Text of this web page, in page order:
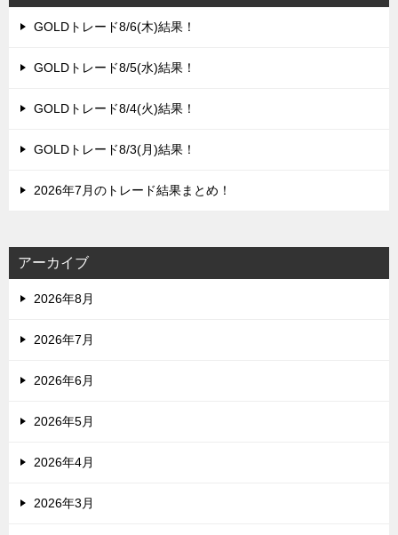
GOLDトレード8/6(木)結果！
GOLDトレード8/5(水)結果！
GOLDトレード8/4(火)結果！
GOLDトレード8/3(月)結果！
2026年7月のトレード結果まとめ！
アーカイブ
2026年8月
2026年7月
2026年6月
2026年5月
2026年4月
2026年3月